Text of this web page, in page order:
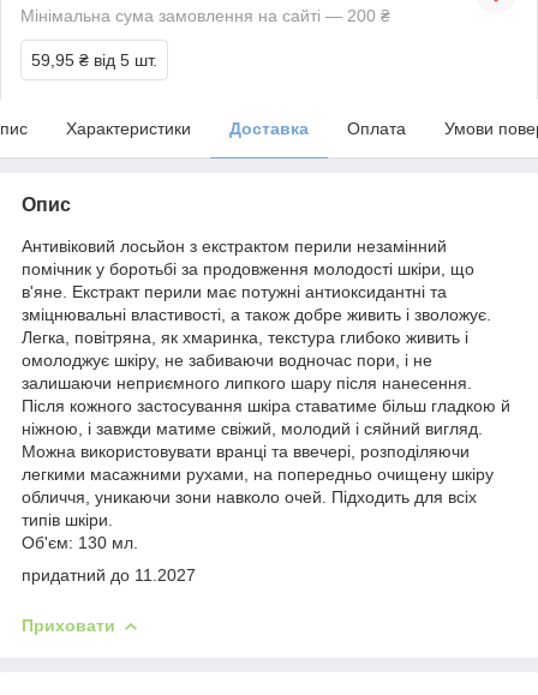
Мінімальна сума замовлення на сайті — 200 ₴
59,95 ₴ від 5 шт.
Характеристики Доставка Оплата Умови
Опис
Антивіковий лосьйон з екстрактом перили незамінний
помічник у боротьбі за продовження молодості шкіри, що
в'яне. Екстракт перили має потужні антиоксидантні та
зміцнювальні властивості, а також добре живить і зволожує.
Легка, повітряна, як хмаринка, текстура глибоко живить і
омолоджує шкіру, не забиваючи водночас пори, і не
залишаючи неприємного липкого шару після нанесення.
Після кожного застосування шкіра ставатиме більш гладкою й
ніжною, і завжди матиме свіжий, молодий і сяйний вигляд.
Можна використовувати вранці та ввечері, розподіляючи
легкими масажними рухами, на попередньо очищену шкіру
обличчя, уникаючи зони навколо очей. Підходить для всіх
типів шкіри.
Об'єм: 130 мл.
придатний до 11.2027
Приховати